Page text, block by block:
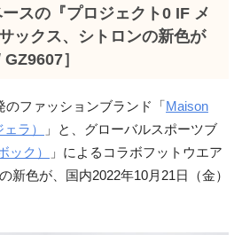
スの『プロジェクト0 IF メ
ックス、シトロンの新色が
］
ファッションブランド「 Maison
ラ）
」と、グローバルスポーツブ
ック）
」によるコラボフットウエア
新色が、国内2022年10月21日（金）